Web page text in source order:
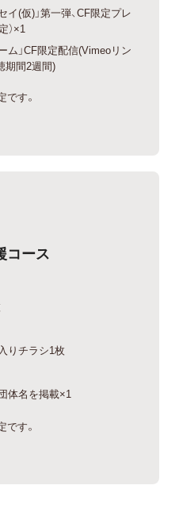
イ(仮)」第一弾、CF限定プレ
）×1
ム」CF限定配信(Vimeoリン
期間2週間)
す。
コース
りチラシ1枚
体名を掲載×1
す。